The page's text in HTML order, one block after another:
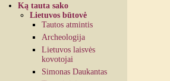
Ką tauta sako
Lietuvos būtovė
Tautos atmintis
Archeologija
Lietuvos laisvės
kovotojai
Simonas Daukantas